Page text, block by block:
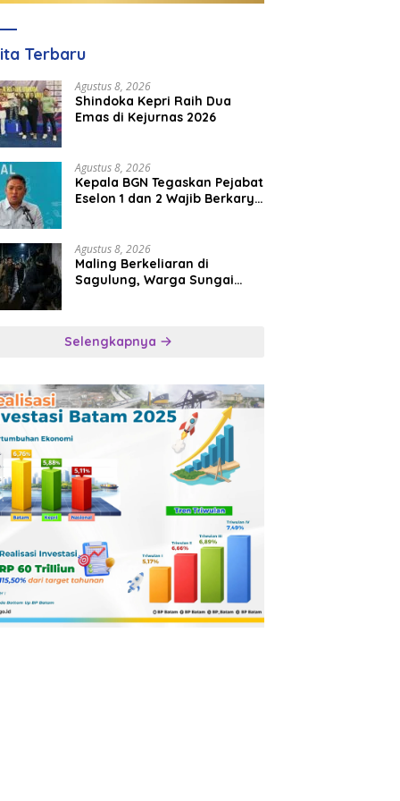
Terbaru
Agustus 8, 2026
Shindoka Kepri Raih Dua
Emas di Kejurnas 2026
Agustus 8, 2026
Kepala BGN Tegaskan Pejabat
Eselon 1 dan 2 Wajib Berkarya
Agustus 8, 2026
Maling Berkeliaran di
Sagulung, Warga Sungai
Selengkapnya